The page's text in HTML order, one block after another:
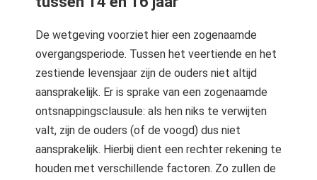
De wetgeving voorziet hier een zogenaamde
overgangsperiode. Tussen het veertiende en het
zestiende levensjaar zijn de ouders niet altijd
aansprakelijk. Er is sprake van een zogenaamde
ontsnappingsclausule: als hen niks te verwijten
valt, zijn de ouders (of de voogd) dus niet
aansprakelijk. Hierbij dient een rechter rekening te
houden met verschillende factoren. Zo zullen de